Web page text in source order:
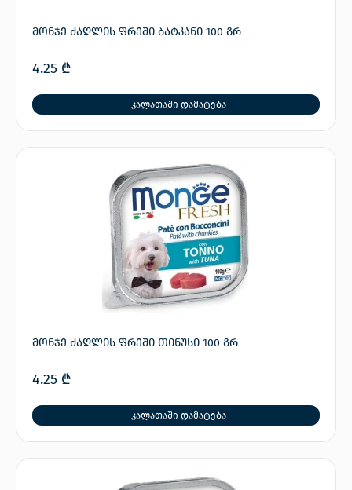
მონჯე ძაღლის ფრეში ბატკანი 100 გრ
4.25 ₾
კალათაში დამატება
მონჯე ძაღლის ფრეში თინუსი 100 გრ
4.25 ₾
კალათაში დამატება